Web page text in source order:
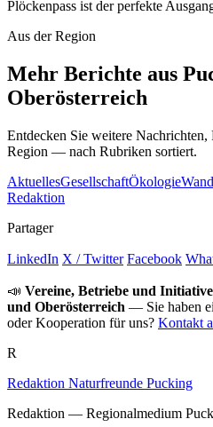
Plöckenpass ist der perfekte
Aus der Region
Mehr Berichte aus
Oberösterreich
Entdecken Sie weitere Nachrichten,
Region — nach Rubriken sortiert.
AktuellesGesellschaftÖkologie
Redaktion
Partager
LinkedIn X / Twitter Facebook
📣 Vereine, Betriebe und
und Oberösterreich — Sie haben
oder Kooperation für uns? Kontakt
R
Redaktion Naturfreunde Pucking
Redaktion — Regionalmedium